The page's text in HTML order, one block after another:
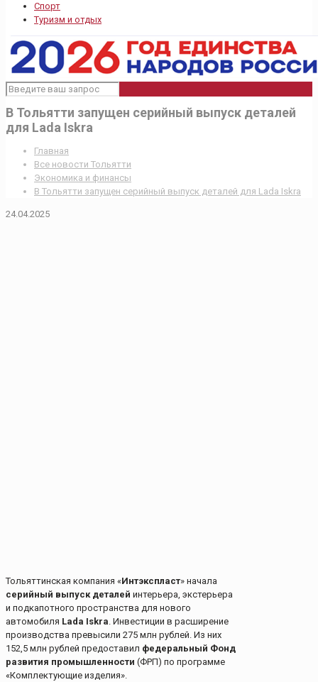
Спорт
Туризм и отдых
В Тольятти запущен серийный выпуск деталей
для Lada Iskra
Главная
Все новости Тольятти
Экономика и финансы
В Тольятти запущен серийный выпуск деталей для Lada Iskra
24.04.2025
Тольяттинская компания «Интэкспласт» начала
серийный выпуск деталей интерьера, экстерьера
и подкапотного пространства для нового
автомобиля Lada Iskra. Инвестиции в расширение
производства превысили 275 млн рублей. Из них
152,5 млн рублей предоставил федеральный Фонд
развития промышленности (ФРП) по программе
«Комплектующие изделия».